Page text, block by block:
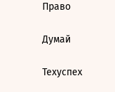
Право
Думай
Техуспех